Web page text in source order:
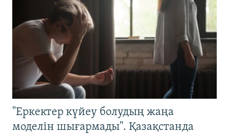
"Еркектер күйеу болудың жаңа
моделін шығармады". Қазақстанда